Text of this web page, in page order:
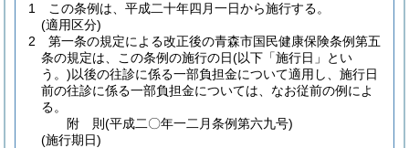
1
この条例は、平成二十年四月一日から施行する。
(適用区分)
2
第一条の規定による改正後の青森市国民健康保険条例第五
条の規定は、この条例の施行の日(以下「施行日」とい
う。)以後の往診に係る一部負担金について適用し、施行日
前の往診に係る一部負担金については、なお従前の例によ
る。
附 則(平成二〇年一二月条例第六九号)
(施行期日)